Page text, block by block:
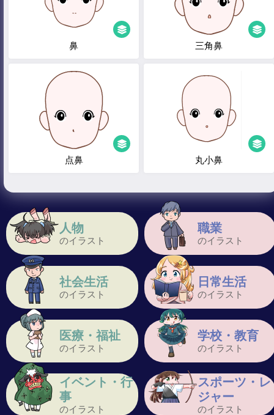
人物
のイラスト
職業
のイラスト
社会生活
のイラスト
日常生活
のイラスト
医療・福祉
のイラスト
学校・教育
のイラスト
イベント・行
事
のイラスト
スポーツ・レ
ジャー
のイラスト
鼻 三角鼻
点鼻 丸小鼻